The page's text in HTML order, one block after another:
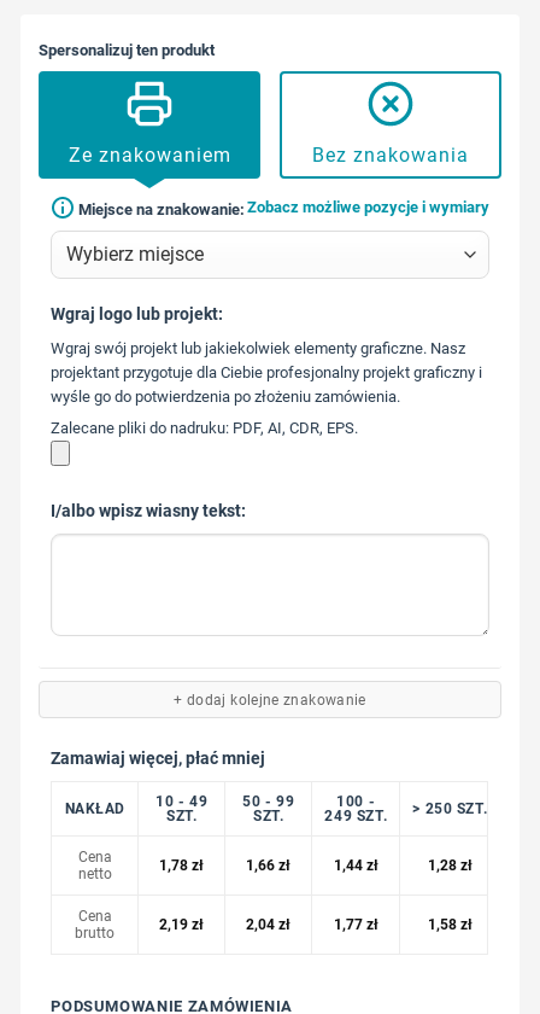
Spersonalizuj ten produkt
Ze znakowaniem Bez znakowania
Miejsce na znakowanie: Zobacz możliwe pozycje i wymiary
573 568
217
Wgraj logo lub projekt:
Wgraj swój projekt lub jakiekolwiek elementy graficzne. Nasz
projektant przygotuje dla Ciebie profesjonalny projekt graficzny i
wyśle go do potwierdzenia po złożeniu zamówienia.
Zalecane pliki do nadruku: PDF, AI, CDR, EPS.
I/albo wpisz wiasny tekst:
+ dodaj kolejne znakowanie
Zamawiaj więcej, płać mniej
NAKŁAD
10 - 49
SZT.
50 - 99
SZT.
100 -
249 SZT.
> 250 SZT.
Cena
netto
1,78zł 1,66zł 1,44 zł 1,28 zł
Cena
brutto
2,19zł 2,04zł 1,77 zł 1,58 zł
PODSUMOWANIE ZAMÓWIENIA